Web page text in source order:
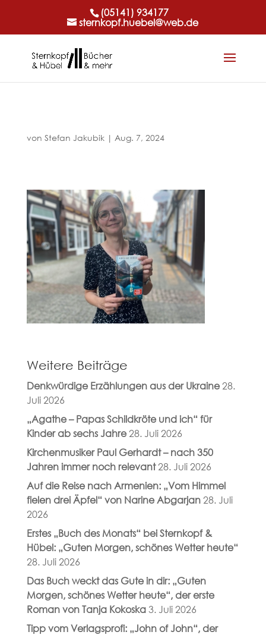
(05141) 934177
sternkopf.huebel@web.de
von Stefan Jakubik| Aug. 7, 2024
Weitere Beiträge
Denkwürdige Erzählungen aus der Ukraine 28.
Juli 2026
„Agathe – Papas Schildkröte und ich“ für
Kinder ab sechs Jahre 28. Juli 2026
Kirchenmusiker Paul Gerhardt – nach 350
Jahren immer noch relevant 28. Juli 2026
Auf die Reise nach Armenien: „Vom Himmel
fielen drei Äpfel“ von Narine Abgarjan 28. Juli
2026
Erstes „Buch des Monats“ bei Sternkopf &
Hübel: „Guten Morgen, schönes Wetter heute“
28. Juli 2026
Das Buch weckt das Gute in dir: „Guten
Morgen, schönes Wetter heute“, der erste
Roman von Tanja Kokoska 3. Juli 2026
Tipp vom Verlagsprofi: „John of John“, der